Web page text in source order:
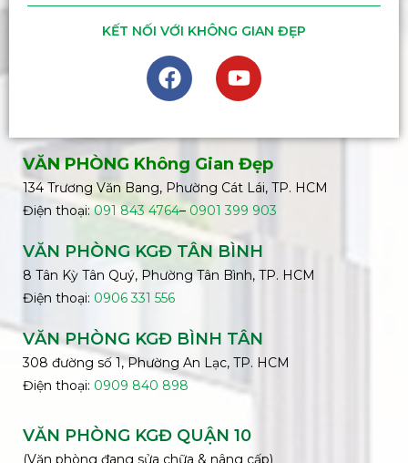
KẾT NỐI VỚI KHÔNG GIAN ĐẸP
VĂN PHÒNG Không Gian Đẹp
134 Trương Văn Bang, Phường Cát Lái, TP. HCM
Điện thoại:091 843 4764– 0901 399 903
VĂN PHÒNG KGĐ TÂN BÌNH
8 Tân Kỳ Tân Quý, Phường Tân Bình, TP. HCM
Điện thoại: 0906 331 556
VĂN PHÒNG KGĐ BÌNH TÂN
308 đường số 1, Phường An Lạc, TP. HCM
Điện thoại: 0909 840 898
VĂN PHÒNG KGĐ QUẬN 10
(Văn phòng đang sửa chữa & nâng cấp)